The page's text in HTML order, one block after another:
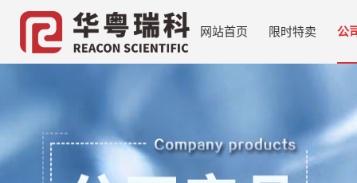
网站首页 限时特卖 公